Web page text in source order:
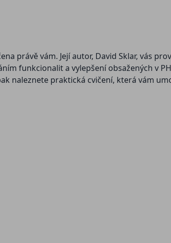
právě vám. Její autor, David Sklar, vás
funkcionalit a vylepšení obsažených v
naleznete praktická cvičení, která vám